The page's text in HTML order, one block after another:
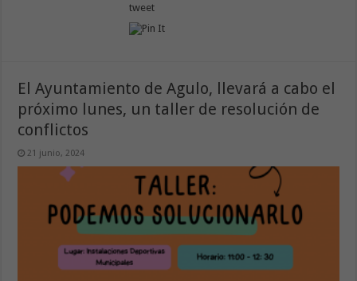
tweet
El Ayuntamiento de Agulo, llevará a cabo el
próximo lunes, un taller de resolución de
conflictos
21 junio, 2024